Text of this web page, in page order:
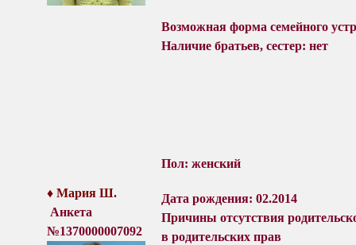
Возможная форма семейного
Наличие братьев, сестер: нет
♦ Мария Ш.
Анкета
№1370000007092
Пол: женский
Дата рождения: 02.2014
Причины отсутствия
в родительских прав